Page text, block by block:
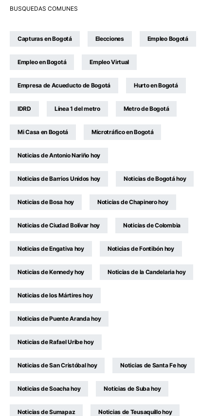
BUSQUEDAS COMUNES
Capturas en Bogotá Elecciones Empleo Bogotá
Empleo en Bogotá Empleo Virtual
Empresa de Acueducto de Bogotá Hurto en Bogotá
IDRD Línea 1 del metro Metro de Bogotá
Mi Casa en Bogotá Microtráfico en Bogotá
Noticias de Antonio Nariño hoy
Noticias de Barrios Unidos hoy Noticias de Bogotá hoy
Noticias de Bosa hoy Noticias de Chapinero hoy
Noticias de Ciudad Bolívar hoy Noticias de Colombia
Noticias de Engativa hoy Noticias de Fontibón hoy
Noticias de Kennedy hoy Noticias de la Candelaria hoy
Noticias de los Mártires hoy
Noticias de Puente Aranda hoy
Noticias de Rafael Uribe hoy
Noticias de San Cristóbal hoy Noticias de Santa Fe hoy
Noticias de Soacha hoy Noticias de Suba hoy
Noticias de Sumapaz Noticias de Teusaquillo hoy